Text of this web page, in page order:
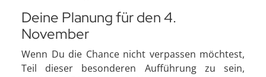
Deine Planung für den 4.
November
Wenn Du die Chance nicht verpassen möchtest,
Teil dieser besonderen Aufführung zu sein,